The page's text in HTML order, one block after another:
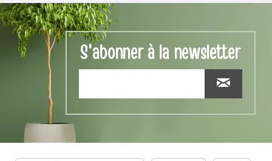
S'abonner à la newsletter